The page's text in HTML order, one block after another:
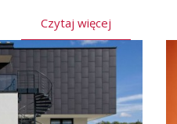
Czytaj więcej